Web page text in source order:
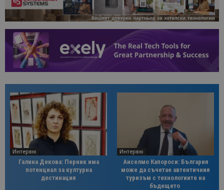
Интервю
Галина Декова: Перник има
потенциал за културна
дестинация
Интервю
Анселмо Капороси: България
може да съчетае автентичния
туризъм с технологиите на
бъдещето